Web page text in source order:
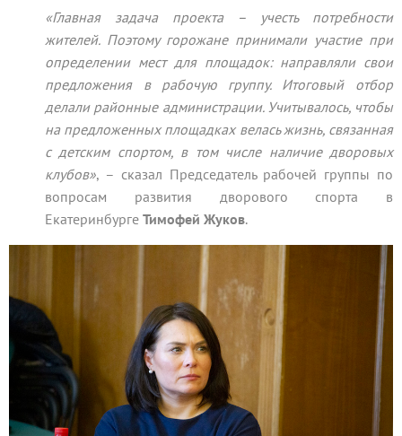
«Главная задача проекта – учесть потребности
жителей. Поэтому горожане принимали участие при
определении мест для площадок: направляли свои
предложения в рабочую группу. Итоговый отбор
делали районные администрации. Учитывалось, чтобы
на предложенных площадках велась жизнь, связанная
с детским спортом, в том числе наличие дворовых
клубов», – сказал Председатель рабочей группы по
вопросам развития дворового спорта в
Екатеринбурге Тимофей Жуков.